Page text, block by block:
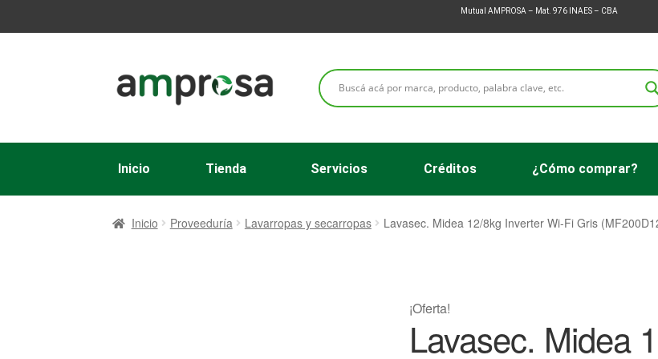
Mutual AMPROSA – Mat. 976 INAES – CBA
Inicio Tienda Servicios Créditos ¿Cómo comprar?
Inicio Proveeduría Lavarropas y secarropas Lavasec. Midea 12/8kg Inverter Wi-Fi Gris
¡Oferta!
Lavasec. Midea